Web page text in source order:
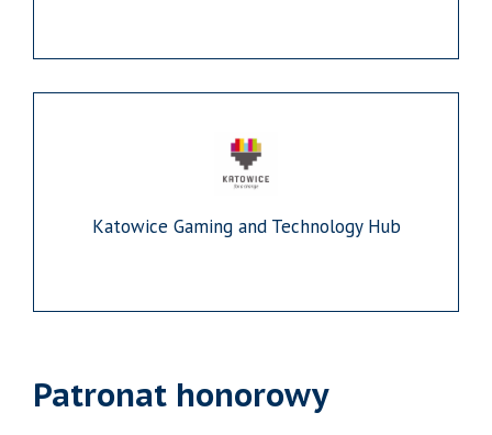
Katowice Gaming and Technology Hub
Patronat honorowy